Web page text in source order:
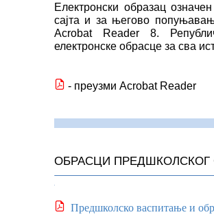
Електронски образац
сајта и за његово
Acrobat Reader 8.
електронске обрасце за сва
- преузми Acrobat Reader
ОБРАСЦИ ПРЕДШКОЛСКОГ
Предшколско васпитање и